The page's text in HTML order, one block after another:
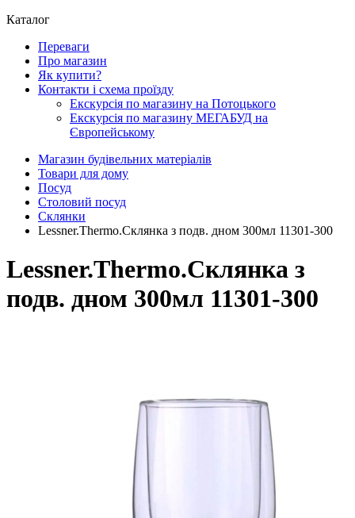
Каталог
Переваги
Про магазин
Як купити?
Контакти і схема проїзду
Екскурсія по магазину на Потоцького
Екскурсія по магазину МЕГАБУД на
Європейському
Магазин будівельних матеріалів
Товари для дому
Посуд
Столовий посуд
Склянки
Lessner.Thermo.Склянка з подв. дном 300мл 11301-300
Lessner.Thermo.Склянка з
подв. дном 300мл 11301-300